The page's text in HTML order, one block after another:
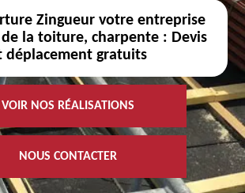
Zingueur votre entreprise
la toiture, charpente : Devis
déplacement gratuits
VOIR NOS RÉALISATIONS
NOUS CONTACTER